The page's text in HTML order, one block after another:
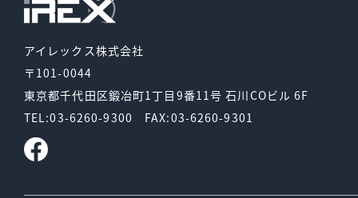
アイレックス株式会社
〒101-0044
東京都千代田区鍛冶町1丁目9番11号石川COビル 6F
TEL:03-6260-9300 FAX:03-6260-9301